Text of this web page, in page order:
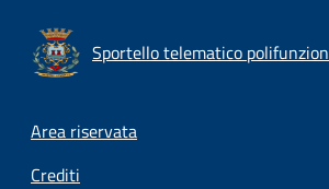
Sportello telematico
Footer menu
Area riservata
Crediti